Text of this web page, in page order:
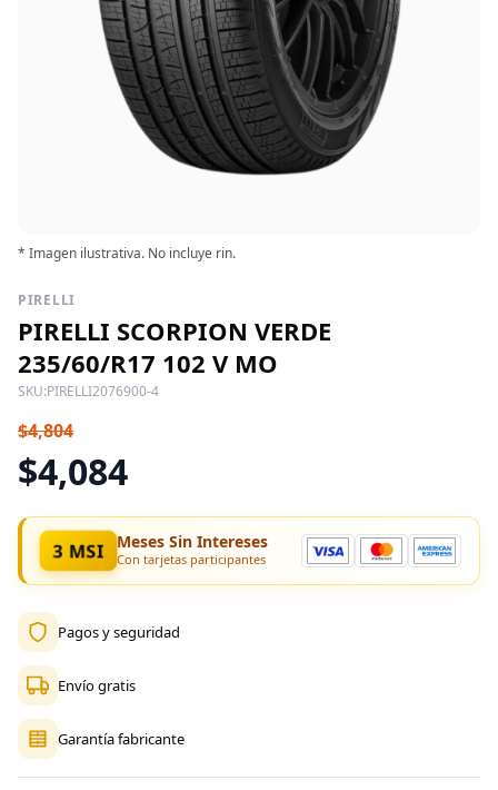
* Imagen ilustrativa. No incluye rin.
PIRELLI
PIRELLI SCORPION VERDE
235/60/R17 102 V MO
SKU:PIRELLI2076900-4
$4,804
$4,084
3 MSI Meses Sin Intereses
Con tarjetas participantes
Pagos y seguridad
Envío gratis
Garantía fabricante